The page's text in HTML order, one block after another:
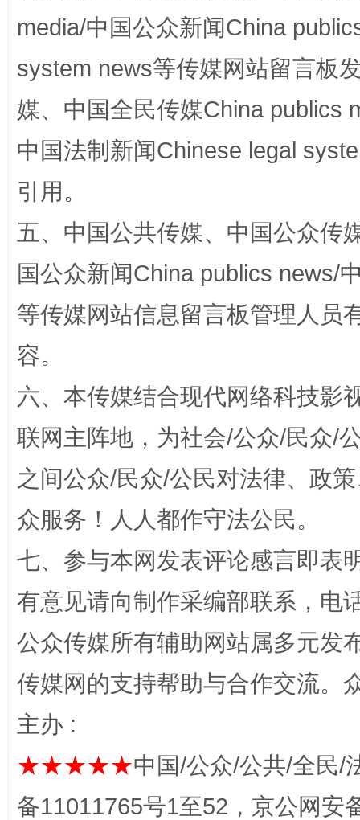
国家大学科技园优化重塑工作
扯下公款旅游的“隐身衣” 如何以
“蜀中异人”王建安的艺术幻境
media/中国公众新闻China
system news等传媒网站留言板
媒、中国全民传媒China publics
中国法制新闻Chinese legal
引用。
五、中国公共传媒、中国公众传
国公众新闻China publics news/
等传媒网站信息留言板管理人员
容。
六、本传媒结合现代网络科技影
联网主阵地，为社会/公众/民众/
之间公众/民众/公民对法律、政
众服务！人人都作守法公民。
七、参与本网发表评论感言即表
有意见请向制作采编部联系，电
公众传媒所有辅助网站属多元发
传媒网的支持帮助与合作交流。
主办 :
★★★★★中国/公众/公共/全民/
备11011765号1至52，京公网安